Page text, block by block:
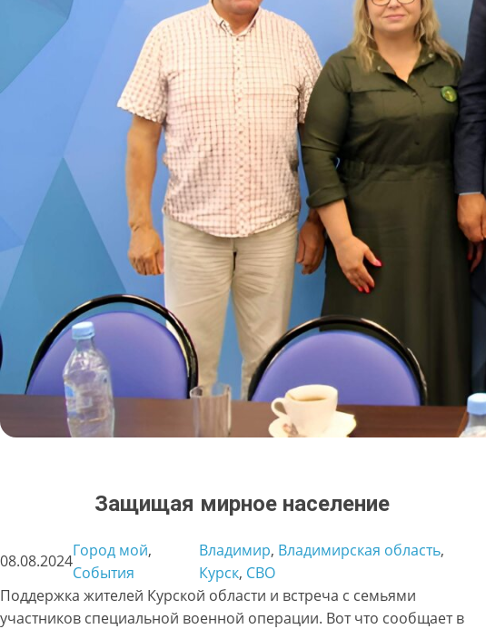
Защищая мирное население
08.08.2024
Город мой
События
Владимир, Владимирская область
Курск, СВО
Поддержка жителей Курской области и встреча с семьями
участников специальной военной операции. Вот что сообщает в